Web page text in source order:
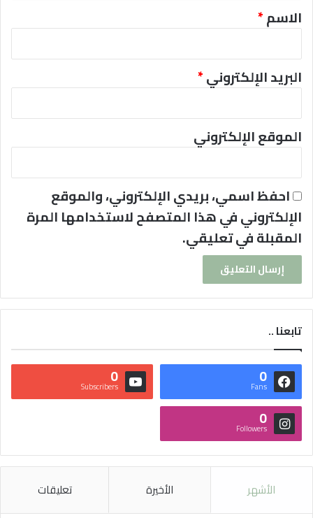
*
الاسم*
البريد الإلكتروني*
الموقع الإلكتروني
احفظ اسمي، بريدي الإلكتروني، والموقع
الإلكتروني في هذا المتصفح لاستخدامها المرة
المقبلة في تعليقي.
تابعنا ..
0
Fans
0
Subscribers
0
Followers
الأشهر الأخيرة تعليقات